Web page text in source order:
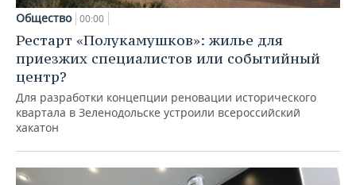
Общество 00:00
Рестарт «Полукамушков»: жилье для
приезжих специалистов или событийный
центр?
Для разработки концепции реновации исторического
квартала в Зеленодольске устроили всероссийский
хакатон